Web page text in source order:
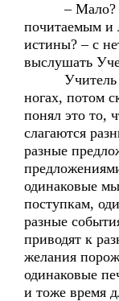
– Мало? И
почитаемым и
истины? – с
выслушать
Учитель
ногах, потом
понял это то,
слагаются
разные
одинаковые
поступкам,
разные
приводят к
желания
одинаковые
и тоже время